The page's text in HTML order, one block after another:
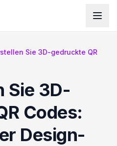
Sie 3D-gedruckte QR
Sie 3D-
Codes:
Design-